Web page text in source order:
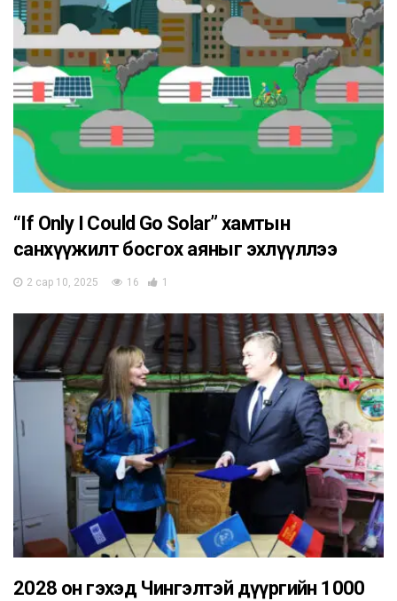
“If Only I Could Go Solar” хамтын
санхүүжилт босгох аяныг эхлүүллээ
2 сар 10, 2025 16 1
2028 он гэхэд Чингэлтэй дүүргийн 1000